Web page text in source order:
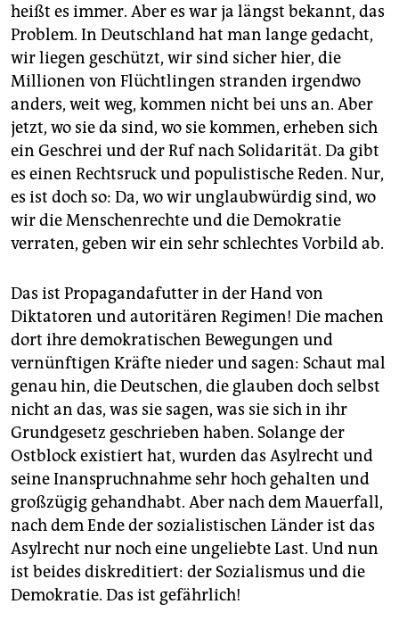
heißt es immer. Aber es war ja längst bekannt, das
Problem. In Deutschland hat man lange gedacht,
wir liegen geschützt, wir sind sicher hier, die
Millionen von Flüchtlingen stranden irgendwo
anders, weit weg, kommen nicht bei uns an. Aber
jetzt, wo sie da sind, wo sie kommen, erheben sich
ein Geschrei und der Ruf nach Solidarität. Da gibt
es einen Rechtsruck und populistische Reden. Nur,
es ist doch so: Da, wo wir unglaubwürdig sind, wo
wir die Menschenrechte und die Demokratie
verraten, geben wir ein sehr schlechtes Vorbild ab.
Das ist Propagandafutter in der Hand von
Diktatoren und autoritären Regimen! Die machen
dort ihre demokratischen Bewegungen und
vernünftigen Kräfte nieder und sagen: Schaut mal
genau hin, die Deutschen, die glauben doch selbst
nicht an das, was sie sagen, was sie sich in ihr
Grundgesetz geschrieben haben. Solange der
Ostblock existiert hat, wurden das Asylrecht und
seine Inanspruchnahme sehr hoch gehalten und
großzügig gehandhabt. Aber nach dem Mauerfall,
nach dem Ende der sozialistischen Länder ist das
Asylrecht nur noch eine ungeliebte Last. Und nun
ist beides diskreditiert: der Sozialismus und die
Demokratie. Das ist gefährlich!